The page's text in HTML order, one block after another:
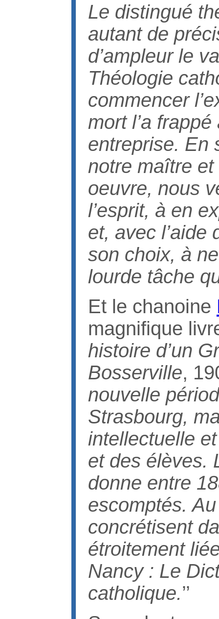
Le distingué
autant de
d’ampleur le
Théologie
commencer
mort l’a
entreprise. En
notre maître
oeuvre, nous
l’esprit, à en
et, avec l’aide
son choix, à
lourde tâche
Et le chanoine
magnifique
histoire d’un
Bosserville,
nouvelle
Strasbourg,
intellectuelle
et des élèves.
donne entre
escomptés.
concrétisent
étroitement
Nancy : Le
catholique.’’